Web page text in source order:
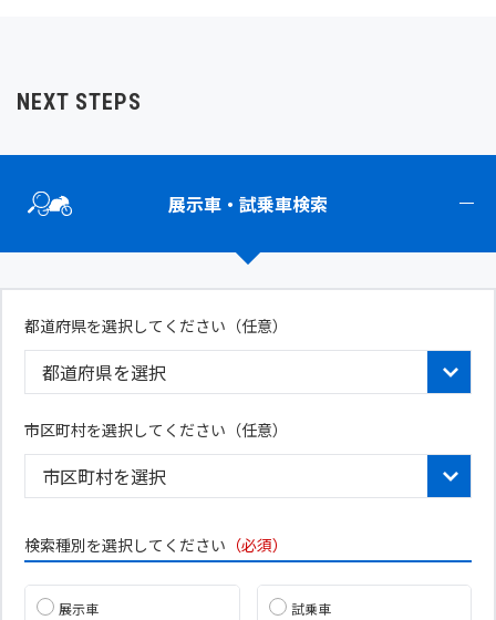
NEXT STEPS
展示車・試乗車検索
都道府県を選択してください （任意）
市区町村を選択してください（任意）
検索種別を選択してください （必須）
展示車 試乗車